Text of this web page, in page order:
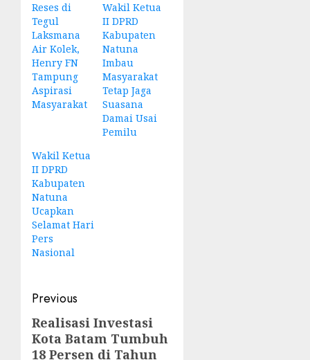
Reses di
Tegul
Laksmana
Air Kolek,
Henry FN
Tampung
Aspirasi
Masyarakat
Wakil Ketua
II DPRD
Kabupaten
Natuna
Imbau
Masyarakat
Tetap Jaga
Suasana
Damai Usai
Pemilu
Wakil Ketua
II DPRD
Kabupaten
Natuna
Ucapkan
Selamat Hari
Pers
Nasional
Post
navigation
Previous
Previous
post:
Realisasi Investasi
Kota Batam Tumbuh
18 Persen di Tahun